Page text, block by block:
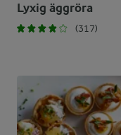
Lyxig äggröra
(317)